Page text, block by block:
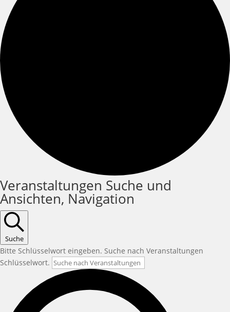
Veranstaltungen
Veranstaltungen Suche und
Ansichten, Navigation
Suche
Bitte Schlüsselwort eingeben. Suche nach Veranstaltungen
Schlüsselwort.